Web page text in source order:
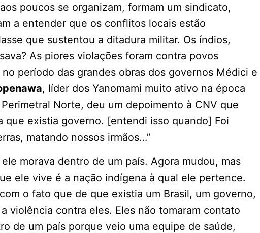
poucos se organizam, formam um sindicato,
a entender que os conflitos locais estão
que sustentou a ditadura militar. Os índios,
As piores violações foram contra povos
período das grandes obras dos governos Médici e
, líder dos Yanomami muito ativo na época
Norte, deu um depoimento à CNV que
que existia governo. [entendi isso quando] Foi
matando nossos irmãos…”
morava dentro de um país. Agora mudou, mas
ele vive é a nação indígena à qual ele pertence.
o fato que de que existia um Brasil, um governo,
violência contra eles. Eles não tomaram contato
de um país porque veio uma equipe de saúde,